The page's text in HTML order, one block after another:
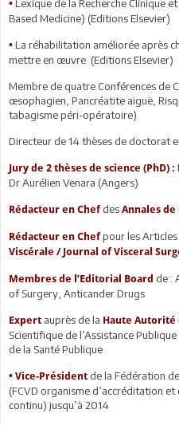
• Lexique de la Recherche Clinique
Based Medicine) (Editions Elsevier)
• La réhabilitation améliorée après
mettre en œuvre (Editions Elsevier)
Membre de quatre Conférences de
œsophagien, Pancréatite aiguë,
tabagisme péri-opératoire)
Directeur de 14 thèses de doctorat
Jury de 2 thèses de science (PhD) :
Dr Aurélien Venara (Angers)
Rédacteur en Chefdes Annales
Rédacteur en Chefpour les Articles
Viscérale / Journal of Visceral
Membres de l’Editorial Board de :
of Surgery, Anticander Drugs
Expert auprès de la Haute Autorité
Scientifique de l’Assistance
de la Santé Publique
• Vice-Président de la Fédération
(FCVD organisme d’accréditation
continu) jusqu’à 2014